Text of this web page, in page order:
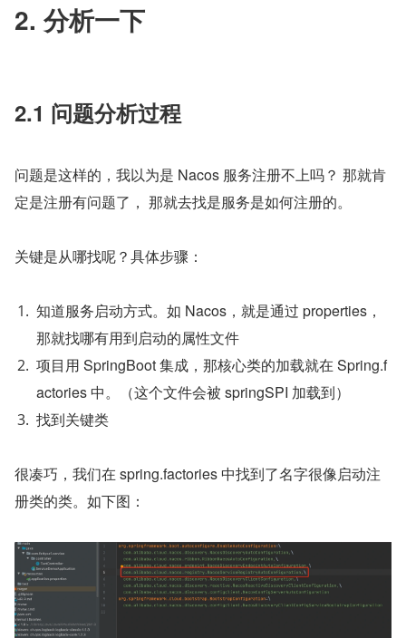
2. 分析一下
2.1 问题分析过程
问题是这样的，我以为是 Nacos 服务注册不上吗？ 那就肯
定是注册有问题了， 那就去找是服务是如何注册的。
关键是从哪找呢？具体步骤：
知道服务启动方式。如 Nacos，就是通过 properties，
那就找哪有用到启动的属性文件
项目用 SpringBoot 集成，那核心类的加载就在 Spring.f
actories 中。（这个文件会被 springSPI 加载到）
找到关键类
很凑巧，我们在 spring.factories 中找到了名字很像启动注
册类的类。如下图：